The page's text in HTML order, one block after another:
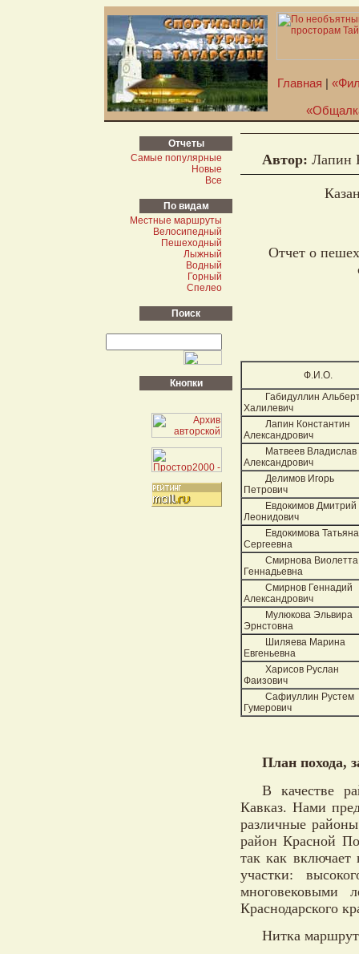
Главная |
Отчеты
Самые популярные
Новые
Все
По видам
Местные маршруты
Велосипедный
Пешеходный
Лыжный
Водный
Горный
Спелео
Поиск
Кнопки
Автор: Лапин
Отчет о
Ф.И.О.
Габидуллин
Халилевич
Лапин Константин
Александрович
Матвеев Владислав
Александрович
Делимов Игорь
Петрович
Евдокимов Дмитрий
Леонидович
Евдокимова Татьяна
Сергеевна
Смирнова Виолетта
Геннадьевна
Смирнов Геннадий
Александрович
Мулюкова Эльвира
Эрнстовна
Шиляева Марина
Евгеньевна
Харисов Руслан
Фаизович
Сафиуллин Рустем
Гумерович
План похода,
В качестве
Кавказ. Нами
различные
район Красной
так как включает
участки:
многовековыми
Краснодарского
Нитка